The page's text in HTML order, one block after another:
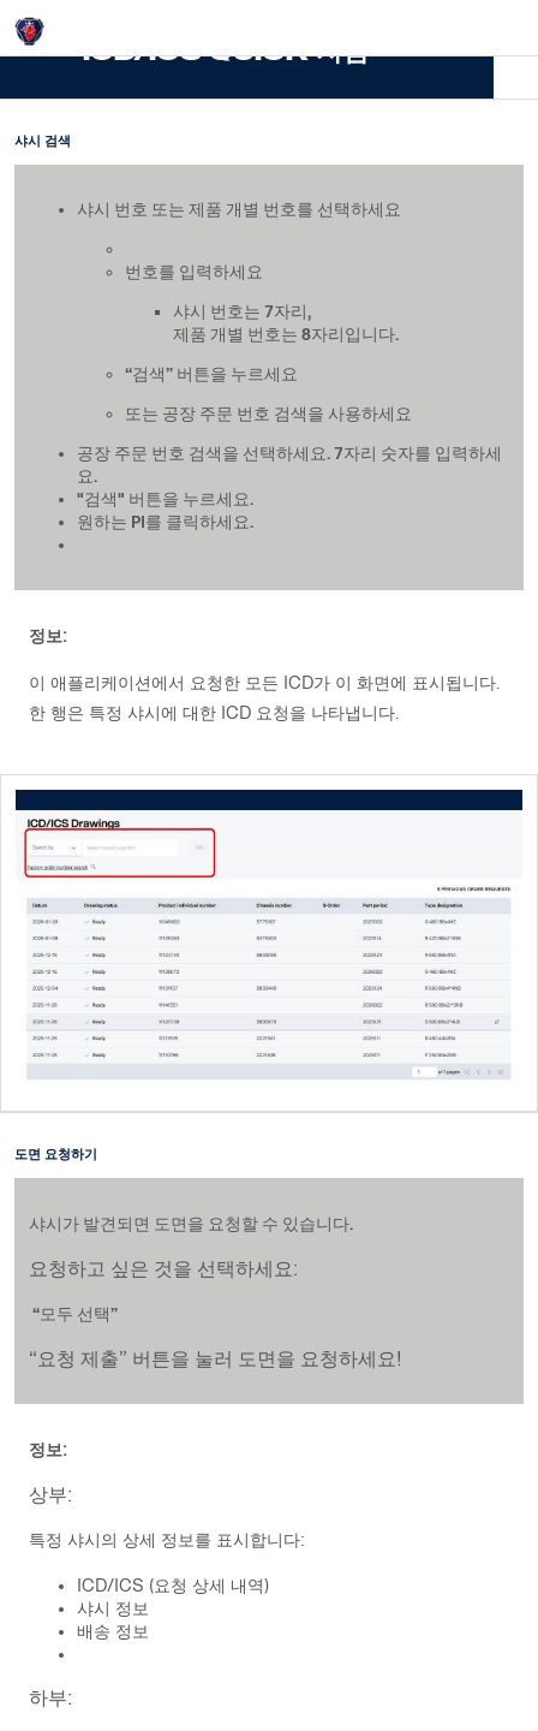
ICD/ICS QuicK 지침
샤시 검색
샤시 번호 또는 제품 개별 번호를 선택하세요​
번호를 입력하세요​
샤시 번호는 7자리,​
제품 개별 번호는 8자리입니다.​
“검색” 버튼을 누르세요​
또는 공장 주문 번호 검색을 사용하세요 ​
​공장 주문 번호 검색을 선택하세요​. 7자리 숫자를 입력하세
요.
"검색" 버튼을 누르세요.
원하는 PI를 클릭하세요.
정보:​
이 애플리케이션에서 요청한 모든 ICD가 이 화면에 표시됩니다.
한 행은 특정 샤시에 대한 ICD 요청을 나타냅니다.
도면 요청하기
샤시가 발견되면 도면을 요청할 수 있습니다.
요청하고 싶은 것을 선택하세요:​
“모두 선택”​
“요청 제출” 버튼을 눌러 도면을 요청하세요!​
정보:
상부:
특정 샤시의 상세 정보를 표시합니다:
ICD/ICS (요청 상세 내역)
샤시 정보
배송 정보
하부: